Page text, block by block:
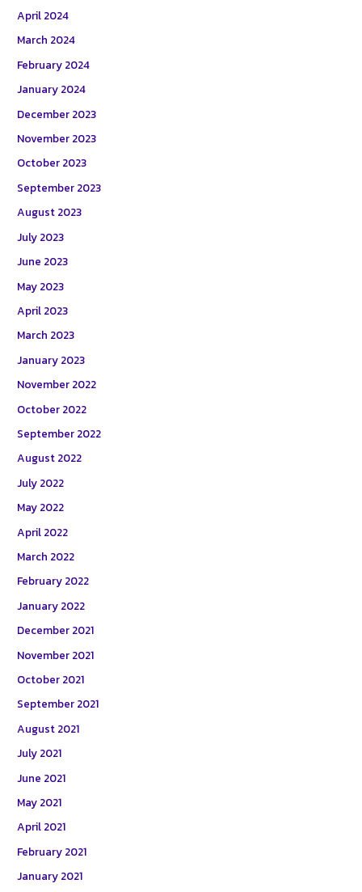
April 2024
March 2024
February 2024
January 2024
December 2023
November 2023
October 2023
September 2023
August 2023
July 2023
June 2023
May 2023
April 2023
March 2023
January 2023
November 2022
October 2022
September 2022
August 2022
July 2022
May 2022
April 2022
March 2022
February 2022
January 2022
December 2021
November 2021
October 2021
September 2021
August 2021
July 2021
June 2021
May 2021
April 2021
February 2021
January 2021